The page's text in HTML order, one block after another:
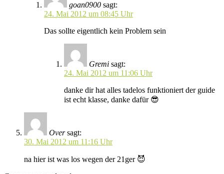
goan0900 sagt:
24. Mai 2012 um 08:45 Uhr
Das sollte eigentlich kein Problem sein
Gremi sagt:
24. Mai 2012 um 11:06 Uhr
danke dir hat alles tadelos funktioniert der guide
ist echt klasse, danke dafür 😎
Over sagt:
30. Mai 2012 um 11:16 Uhr
na hier ist was los wegen der 21ger 😈